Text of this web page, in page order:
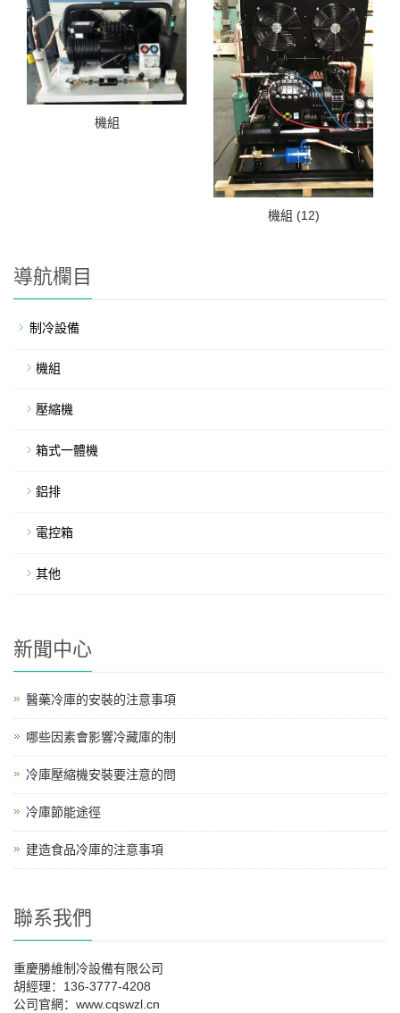
機組
機組 (12)
導航欄目
制冷設備
機組
壓縮機
箱式一體機
鋁排
電控箱
其他
新聞中心
醫藥冷庫的安裝的注意事項
哪些因素會影響冷藏庫的制
冷庫壓縮機安裝要注意的問
冷庫節能途徑
建造食品冷庫的注意事項
聯系我們
重慶勝維制冷設備有限公司
胡經理：136-3777-4208
公司官網：www.cqswzl.cn